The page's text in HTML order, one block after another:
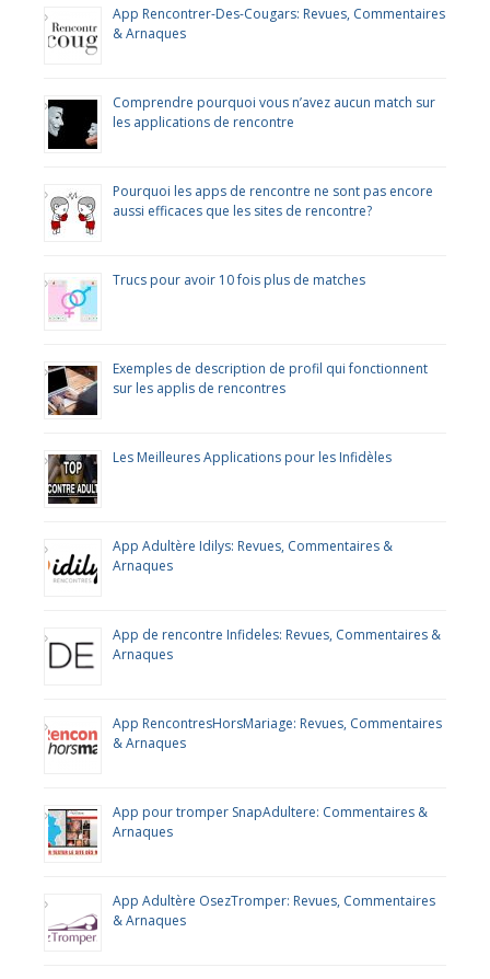
App Rencontrer-Des-Cougars: Revues, Commentaires
& Arnaques
Comprendre pourquoi vous n’avez aucun match sur
les applications de rencontre
Pourquoi les apps de rencontre ne sont pas encore
aussi efficaces que les sites de rencontre?
Trucs pour avoir 10 fois plus de matches
Exemples de description de profil qui fonctionnent
sur les applis de rencontres
Les Meilleures Applications pour les Infidèles
App Adultère Idilys: Revues, Commentaires &
Arnaques
App de rencontre Infideles: Revues, Commentaires &
Arnaques
App RencontresHorsMariage: Revues, Commentaires
& Arnaques
App pour tromper SnapAdultere: Commentaires &
Arnaques
App Adultère OsezTromper: Revues, Commentaires
& Arnaques